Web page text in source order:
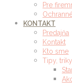
Pre
KONTAKT
Predajňa
Kontakt
Kto sme
Tipy, triky